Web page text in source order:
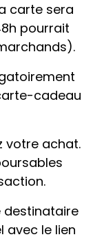
carte sera
pourrait
cadeau
votre achat.
destinataire
avec le lien